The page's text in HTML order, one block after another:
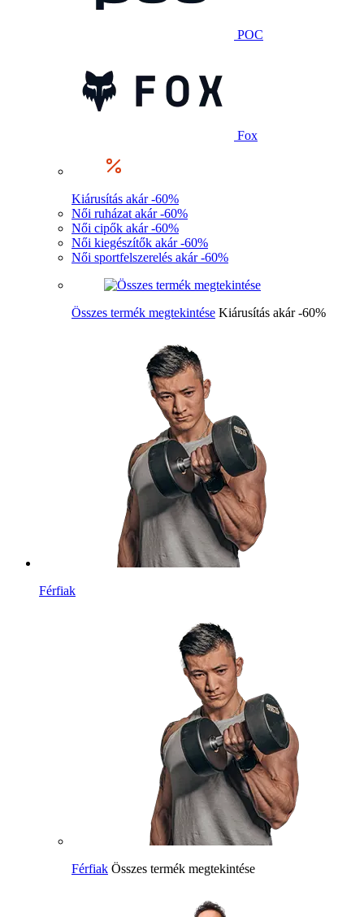
POC
Fox
Kiárusítás akár -60%
Női ruházat akár -60%
Női cipők akár -60%
Női kiegészítők akár -60%
Női sportfelszerelés akár -60%
Összes termék megtekintése Kiárusítás akár -60%
Férfiak
Férfiak Összes termék megtekintése